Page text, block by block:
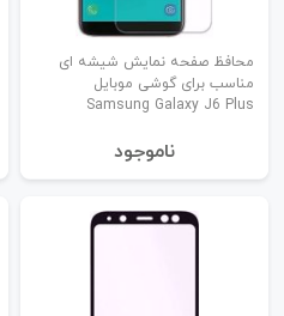
محافظ صفحه نمایش شیشه ای
مناسب برای گوشی موبایل
Samsung Galaxy J6 Plus
نا‌موجود